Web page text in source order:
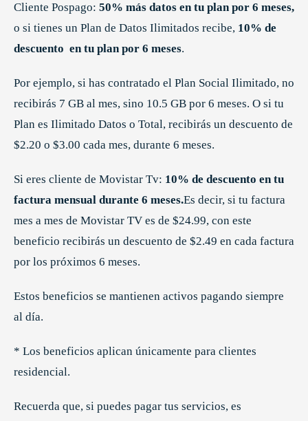
Cliente Pospago: 50% más datos en tu plan por 6 meses,
o si tienes un Plan de Datos Ilimitados recibe, 10% de
descuento en tu plan por 6 meses.
Por ejemplo, si has contratado el Plan Social Ilimitado, no
recibirás 7 GB al mes, sino 10.5 GB por 6 meses. O si tu
Plan es Ilimitado Datos o Total, recibirás un descuento de
$2.20 o $3.00 cada mes, durante 6 meses.
Si eres cliente de Movistar Tv: 10% de descuento en tu
factura mensual durante 6 meses.Es decir, si tu factura
mes a mes de Movistar TV es de $24.99, con este
beneficio recibirás un descuento de $2.49 en cada factura
por los próximos 6 meses.
Estos beneficios se mantienen activos pagando siempre
al día.
* Los beneficios aplican únicamente para clientes
residencial.
Recuerda que, si puedes pagar tus servicios, es